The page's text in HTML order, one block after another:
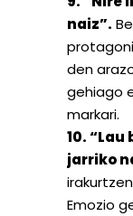
naiz”.
den
gehiago
markari.
10.
jarriko
Emozio